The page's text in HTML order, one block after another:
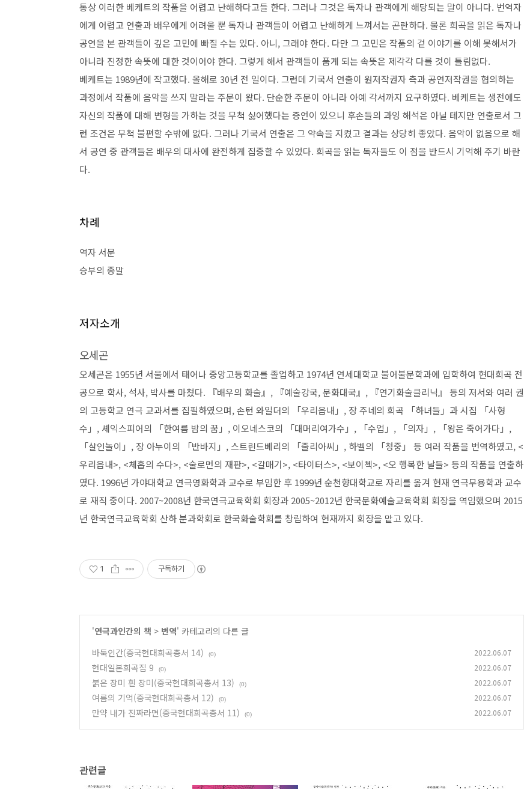
통상 이러한 베케트의 작품을 어렵고 난해하다고들 한다. 그러나 그것은 독자나 관객에게 해당되는 말이 아니다. 번역자
에게 어렵고 연출과 배우에게 어려울 뿐 독자나 관객들이 어렵고 난해하게 느껴서는 곤란하다. 물론 희곡을 읽은 독자나
공연을 본 관객들이 깊은 고민에 빠질 수는 있다. 아니,그래야 한다. 다만 그 고민은 작품의 겉 이야기를 이해 못해서가
아니라 진정한 속뜻에 대한 것이어야 한다. 그렇게 해서 관객들이 품게 되는 속뜻은 제각각 다를 것이 틀림없다.
베케트는 1989년에 작고했다. 올해로 30년 전 일이다. 그런데 기국서 연출이 원저작권자 측과 공연저작권을 협의하는
과정에서 작품에 음악을 쓰지 말라는 주문이 왔다. 단순한 주문이 아니라 아예 각서까지 요구하였다. 베케트는 생전에도
자신의 작품에 대해 변형을 가하는 것을 무척 싫어했다는 증언이 있으니 후손들의 과잉 해석은 아닐 테지만 연출로서 그
런 조건은 무척 불편할 수밖에 없다. 그러나 기국서 연출은 그 약속을 지켰고 결과는 상당히 좋았다. 음악이 없음으로 해
서 공연 중 관객들은 배우의 대사에 완전하게 집중할 수 있었다. 희곡을 읽는 독자들도 이 점을 반드시 기억해 주기 바란
다.
차례
역자 서문
승부의 종말
저자소개
오세곤
오세곤은 1955년 서울에서 태어나 중앙고등학교를 졸업하고 1974년 연세대학교 불어불문학과에 입학하여 현대희곡 전
공으로 학사, 석사, 박사를 마쳤다. 『배우의 화술』 , 『예술강국,문화대국』 , 『연기화술클리닉 』 등의 저서와 여러 권
의 고등학교 연극 교과서를 집필하였으며,손턴 와일더의 「우리읍내 」 , 장 주네의 희곡 「하녀들 」 과 시집 「사형
수 」 , 셰익스피어의 「한여름 밤의 꿈 」 , 이오네스코의 「대머리여가수 」 , 「수업 」 , 「의자」 , 「왕은 죽어가다」 ,
「살인놀이 」 , 장 아누이의 「반바지 」 ,스트린드베리의 「줄리아씨 」 , 하벨의 「청중 」 등 여러 작품을 번역하였고, <
우리읍내>, <체홉의 수다>, <술로먼의 재판>, <갈매기>, <타이터스>, <보이첵>, <오 행복한 날들> 등의 작품을 연출하
였다. 1996년 가야대학교 연극영화학과 교수로 부임한 후 1999년 순천향대학교로 자리를 옮겨 현재 연극무용학과 교수
로 재직 중이다. 2007~2008년 한국연극교육학회 회장과 2005~2012년 한국문화예술교육학회 회장을 역임했으며 2015
년 한국연극교육학회 산하 분과학회로 한국화술학회를 창립하여 현재까지 회장을 맡고 있다.
1 구독하기
'연극과인간의 책 > 번역' 카테고리의 다른 글
바둑인간(중국현대희곡총서 14)
(0) 2022.06.07
현대일본희곡집 9 (0) 2022.06.07
붉은 장미 흰 장미(중국현대희곡총서 13) (0) 2022.06.07
여름의 기억(중국현대희곡총서 12) (0) 2022.06.07
만약 내가 진짜라면(중국현대희곡총서 11) (0) 2022.06.07
관련글